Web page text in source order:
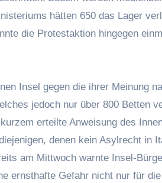
hätten 650 das Lager
die Protestaktion hingegen
Insel gegen die ihrer Meinung
jedoch nur über 800 Betten
erteilte Anweisung des
denen kein Asylrecht in
am Mittwoch warnte Insel-
ernsthafte Gefahr nicht nur für